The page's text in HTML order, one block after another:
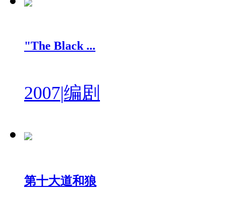
"The Black ...
2007|编剧
第十大道和狼